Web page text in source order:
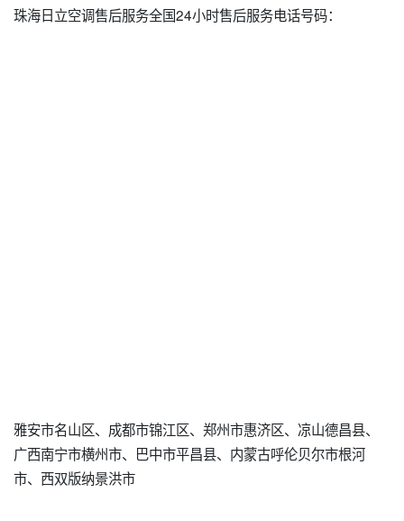
珠海日立空调售后服务全国24小时售后服务电话号码：
雅安市名山区、成都市锦江区、郑州市惠济区、凉山德昌县、
广西南宁市横州市、巴中市平昌县、内蒙古呼伦贝尔市根河
市、西双版纳景洪市